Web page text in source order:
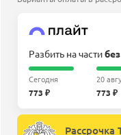
Разбить на части
Сегодня
773 ₽
20
773 ₽